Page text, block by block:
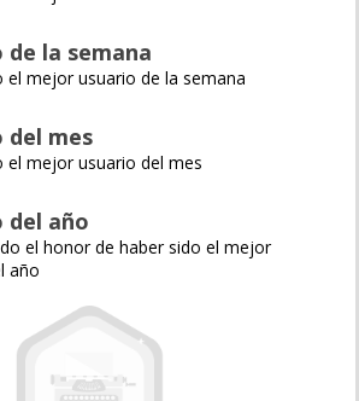
de la semana
el mejor usuario de la semana
del mes
el mejor usuario del mes
del año
el honor de haber sido el mejor
año